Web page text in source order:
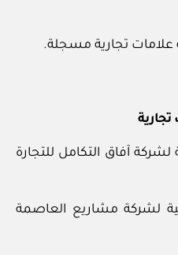
علامات تجارية مسجلة.
تجارية
آفاق التكامل للتجارة
لشركة مشاريع العاصمة